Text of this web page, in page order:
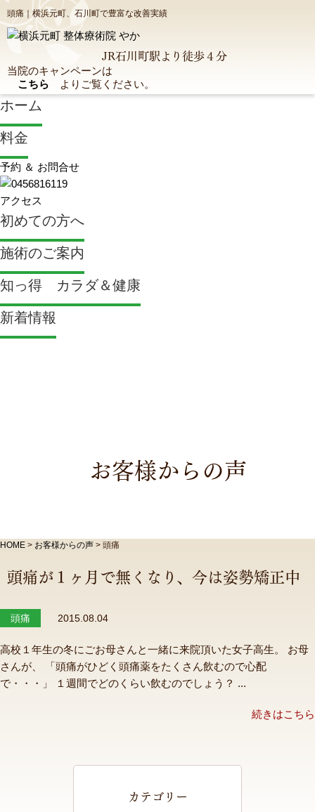
頭痛｜横浜元町、石川町で豊富な改善実績
JR石川町駅より徒歩４分
当院のキャンペーンは
こちら よりご覧ください。
ホーム
料金
予約 ＆ お問合せ
アクセス
初めての方へ
施術のご案内
知っ得 カラダ＆健康
新着情報
お客様からの声
HOME > お客様からの声 > 頭痛
頭痛が１ヶ月で無くなり、今は姿勢矯正中
頭痛 2015.08.04
高校１年生の冬にごお母さんと一緒に来院頂いた女子高生。 お母
さんが、 「頭痛がひどく頭痛薬をたくさん飲むので心配
で・・・」 １週間でどのくらい飲むのでしょう？ ...
続きはこちら
カテゴリー